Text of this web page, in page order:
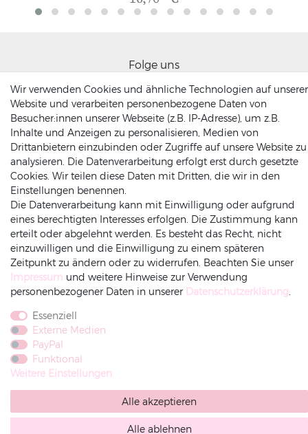
Folge uns
Newsletter anmelden
Als Erster über Aktionen informiert sein
Sicher Einkaufen & Bezahlen
Exklusive Vorteile und Rabatte genießen
Abonnieren
Hiermit bestätige ich, dass ich dieDaten­schutz­erklärung
habe. Meine Einwilligung kann ich jederzeit widerrufen.**
SERVICE &
KONTAKT
DEKOWUNDER
VERSAND
Wir verwenden Cookies und ähnliche Technologien auf unserer
Website und verarbeiten personenbezogene Daten von
Besucher:innen unserer Webseite (z.B. IP-Adresse), um z.B.
Inhalte und Anzeigen zu personalisieren, Medien von
Drittanbietern einzubinden oder Zugriffe auf unsere Website zu
analysieren. Die Datenverarbeitung erfolgt erst durch gesetzte
Cookies. Wir teilen diese Daten mit Dritten, die wir in den
Einstellungen benennen.
Die Datenverarbeitung kann mit Einwilligung oder aufgrund
eines berechtigten Interesses erfolgen. Die Zustimmung kann
erteilt oder abgelehnt werden. Es besteht das Recht, nicht
einzuwilligen und die Einwilligung zu einem späteren
Zeitpunkt zu ändern oder zu widerrufen. Beachten Sie unser
Impressum und weitere Hinweise zur Verwendung
personenbezogener Daten in unserer Daten­schutz­erklärung
Essenziell
Externe Medien
PayPal
Funktional
Weitere Einstellungen
Alle akzeptieren
Alle ablehnen